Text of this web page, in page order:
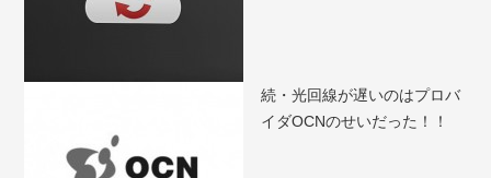
続・光回線が遅いのはプロバ
イダOCNのせいだった！！